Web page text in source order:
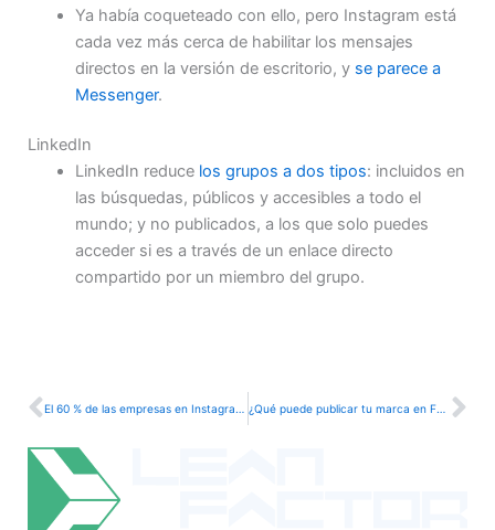
Ya había coqueteado con ello, pero Instagram está
cada vez más cerca de habilitar los mensajes
directos en la versión de escritorio, y se parece a
Messenger.
LinkedIn
LinkedIn reduce los grupos a dos tipos: incluidos en
las búsquedas, públicos y accesibles a todo el
mundo; y no publicados, a los que solo puedes
acceder si es a través de un enlace directo
compartido por un miembro del grupo.
Ant El 60 % de las empresas en Instagram ya usan elementos interactivos en sus stories (y funciona) ¿Qué puede publicar tu marca en Facebook e Instagram y qué no?